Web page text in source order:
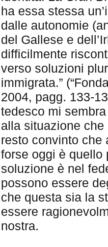
ha essa stessa
dalle autonomie
del Gallese e
difficilmente
verso soluzioni
immigrata.”
2004, pagg. 133-
tedesco mi
alla situazione
resto convinto che
forse oggi è quello
soluzione è nel
possono essere
che questa sia la
essere
nostra.